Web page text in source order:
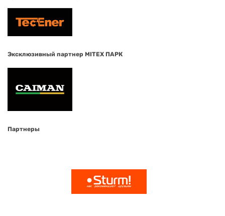
Эксклюзивный партнер MITEX ПАРК
Партнеры